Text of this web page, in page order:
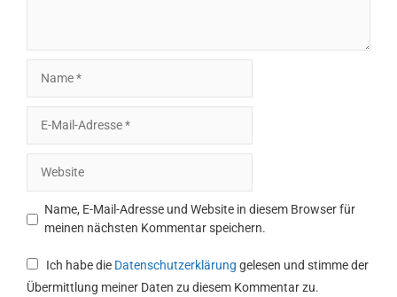
Mail-
Adresse
Name, E-Mail-Adresse und Website in diesem Browser für
meinen nächsten Kommentar speichern.
Ich habe die Datenschutzerklärung gelesen und stimme der
Übermittlung meiner Daten zu diesem Kommentar zu.